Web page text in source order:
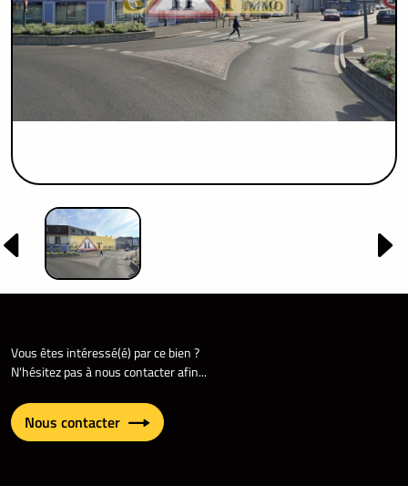
Vous êtes intéressé(é) par ce bien ?
N'hésitez pas à nous contacter afin...
Nous contacter